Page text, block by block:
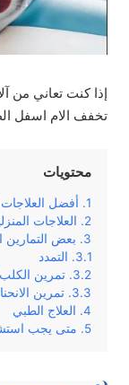
إذا كنت تعاني من
تخفف الام اسفل
محتويات
أفضل
العلاجات
بعض
التمدد
تمرين الكلب
تمرين
العلاج الطبي
متى يجب